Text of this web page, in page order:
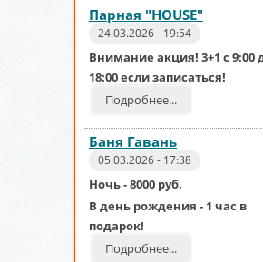
Парная "HOUSE"
24.03.2026 - 19:54
Внимание акция! 3+1 с 9:00
18:00 если записаться!
Подробнее...
Баня Гавань
05.03.2026 - 17:38
Ночь - 8000 руб.
В день рождения - 1 час в
подарок!
Подробнее...